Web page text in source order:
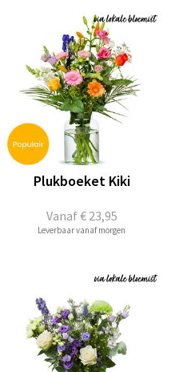
Vanaf€ 23,95
Plukboeket Kiki
Leverbaar vanaf morgen